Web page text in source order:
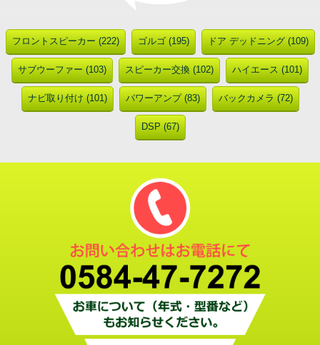
フロントスピーカー (222) ゴルゴ (195) ドア デッドニング (109)
サブウーファー (103) スピーカー交換 (102) ハイエース (101)
ナビ取り付け (101) パワーアンプ (83) バックカメラ (72)
DSP (67)